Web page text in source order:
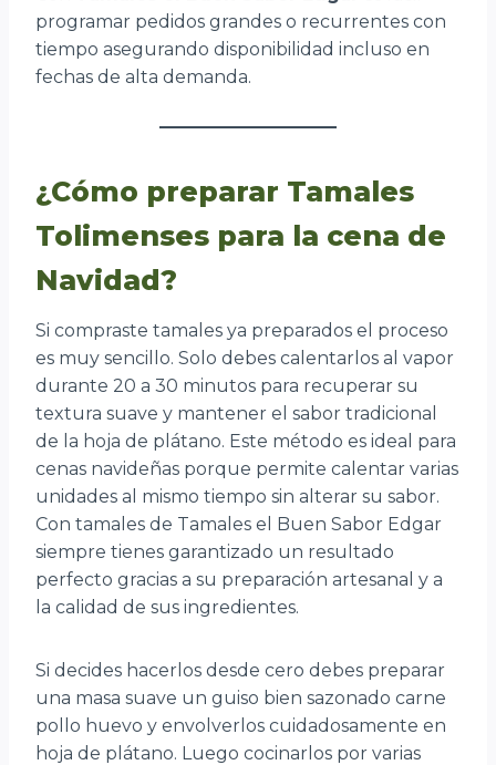
programar pedidos grandes o recurrentes con
tiempo asegurando disponibilidad incluso en
fechas de alta demanda.
¿Cómo preparar Tamales
Tolimenses para la cena de
Navidad?
Si compraste tamales ya preparados el proceso
es muy sencillo. Solo debes calentarlos al vapor
durante 20 a 30 minutos para recuperar su
textura suave y mantener el sabor tradicional
de la hoja de plátano. Este método es ideal para
cenas navideñas porque permite calentar varias
unidades al mismo tiempo sin alterar su sabor.
Con tamales de Tamales el Buen Sabor Edgar
siempre tienes garantizado un resultado
perfecto gracias a su preparación artesanal y a
la calidad de sus ingredientes.
Si decides hacerlos desde cero debes preparar
una masa suave un guiso bien sazonado carne
pollo huevo y envolverlos cuidadosamente en
hoja de plátano. Luego cocinarlos por varias